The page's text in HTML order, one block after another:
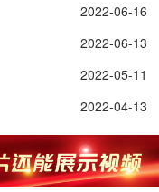
2022-06-16
2022-06-13
2022-05-11
2022-04-13